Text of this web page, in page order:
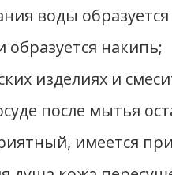
воды образуется
накипь;
изделиях и
после мытья
имеется